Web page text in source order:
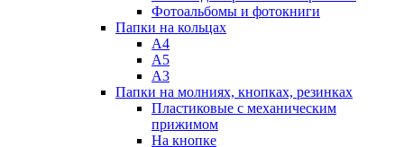
Фотоальбомы и фотокниги
Папки на кольцах
А4
А5
А3
Папки на молниях, кнопках, резинках
Пластиковые с механическим
прижимом
На кнопке